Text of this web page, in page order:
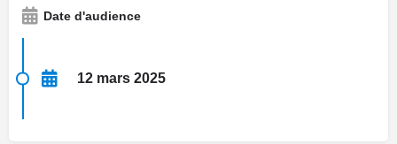
Date d'audience
12 mars 2025